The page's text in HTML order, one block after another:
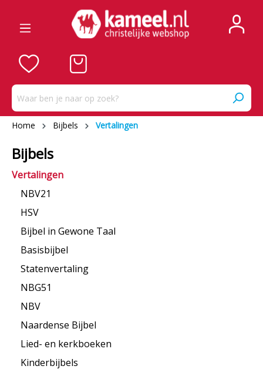
Home Bijbels Vertalingen
Bijbels
Vertalingen
NBV21
HSV
Bijbel in Gewone Taal
Basisbijbel
Statenvertaling
NBG51
NBV
Naardense Bijbel
Lied- en kerkboeken
Kinderbijbels